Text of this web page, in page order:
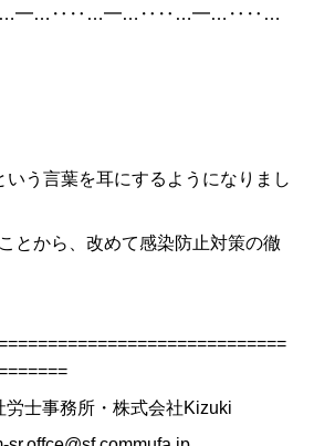
う言葉を耳にするようになりまし
とから、改めて感染防止対策の徹
労士事務所・株式会社Kizuki